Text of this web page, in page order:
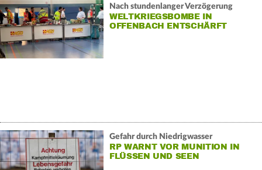
Nach stundenlanger Verzögerung
WELTKRIEGSBOMBE IN
OFFENBACH ENTSCHÄRFT
Gefahr durch Niedrigwasser
RP WARNT VOR MUNITION IN
FLÜSSEN UND SEEN